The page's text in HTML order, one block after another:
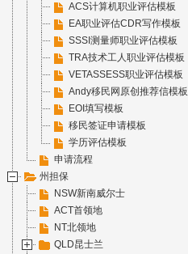
ACS计算机职业评估模板
EA职业评估CDR写作模板
SSSI测量师职业评估模板
TRA技术工人职业评估模板
VETASSESS职业评估模板
Andy移民网原创推荐信模板
EOI填写模板
移民签证申请模板
学历评估模板
申请流程
州担保
NSW新南威尔士
ACT首领地
NT北领地
QLD昆士兰